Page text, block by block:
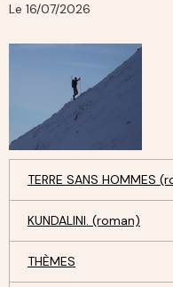
Le 16/07/2026
TERRE SANS HOMMES
KUNDALINI. (roman)
THÈMES